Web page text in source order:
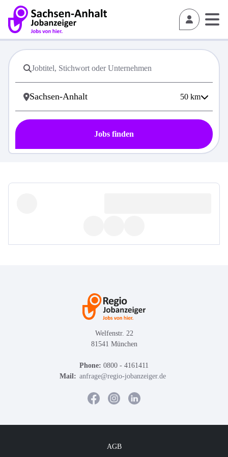
50 km
Jobs finden
Welfenstr. 22
81541 München
Phone: 0800 - 4161411
Mail: anfrage@regio-jobanzeiger.de
AGB